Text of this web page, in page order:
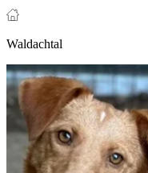
Waldachtal